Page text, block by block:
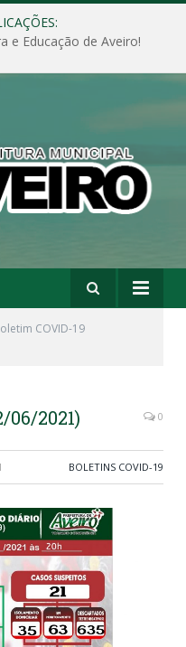
e Educação de Aveiro!
COVID-19
06/2021) 0
BOLETINS COVID-19